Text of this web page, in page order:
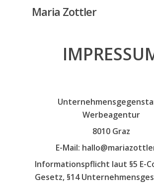
Maria Zottler
Werbeagentur
8010 Graz
E-Mail:
Informationspflicht laut §5 E-
Gesetz, §14